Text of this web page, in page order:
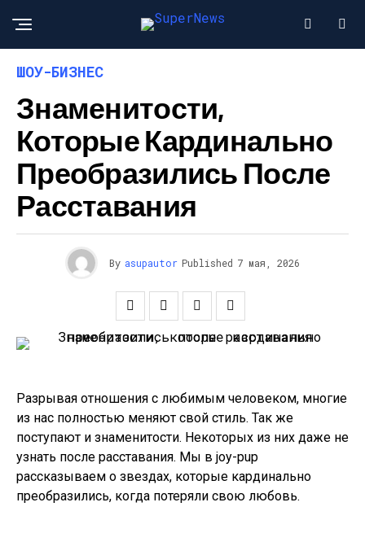
ШОУ-БИЗНЕС
Знаменитости,
Которые Кардинально
Преобразились После
Расставания
By asupautor Published 7 мая, 2026
Разрывая отношения с любимым человеком, многие
из нас полностью меняют свой стиль. Так же
поступают и знаменитости. Некоторых из них даже не
узнать после расставания. Мы в joy-pup
рассказываем о звездах, которые кардинально
преобразились, когда потеряли свою любовь.